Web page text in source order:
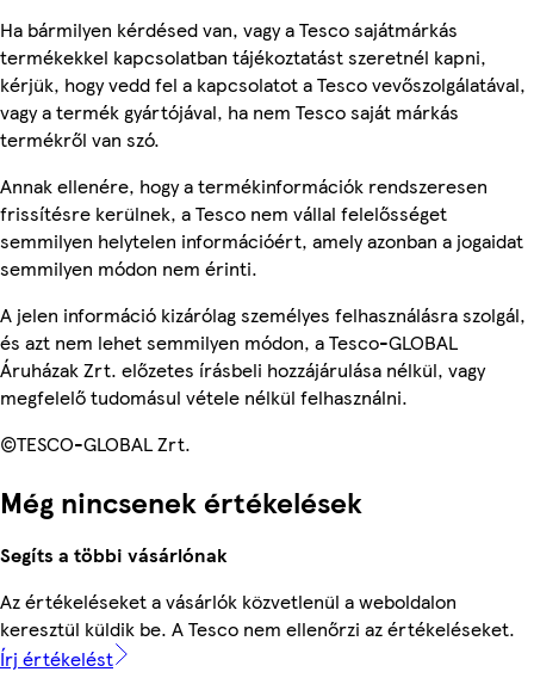
Ha bármilyen kérdésed van, vagy a Tesco sajátmárkás
termékekkel kapcsolatban tájékoztatást szeretnél kapni,
kérjük, hogy vedd fel a kapcsolatot a Tesco vevőszolgálatával,
vagy a termék gyártójával, ha nem Tesco saját márkás
termékről van szó.
Annak ellenére, hogy a termékinformációk rendszeresen
frissítésre kerülnek, a Tesco nem vállal felelősséget
semmilyen helytelen információért, amely azonban a jogaidat
semmilyen módon nem érinti.
A jelen információ kizárólag személyes felhasználásra szolgál,
és azt nem lehet semmilyen módon, a Tesco-GLOBAL
Áruházak Zrt. előzetes írásbeli hozzájárulása nélkül, vagy
megfelelő tudomásul vétele nélkül felhasználni.
©TESCO-GLOBAL Zrt.
Még nincsenek értékelések
Segíts a többi vásárlónak
Az értékeléseket a vásárlók közvetlenül a weboldalon
keresztül küldik be. A Tesco nem ellenőrzi az értékeléseket.
Írj értékelést